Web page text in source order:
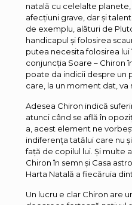
natală cu celelalte
afecțiuni grave, dar și
de exemplu, alături de
handicapul și folosirea
putea necesita folosirea lui
conjuncția Soare – Chiron
poate da indicii despre un
care, la un moment dat, va
Adesea Chiron indică
atunci când se află în
a, acest element ne
indiferența tatălui care nu
față de copilul lui. Și multe
Chiron în semn și Casa
Harta Natală a fiecăruia
Un lucru e clar Chiron are